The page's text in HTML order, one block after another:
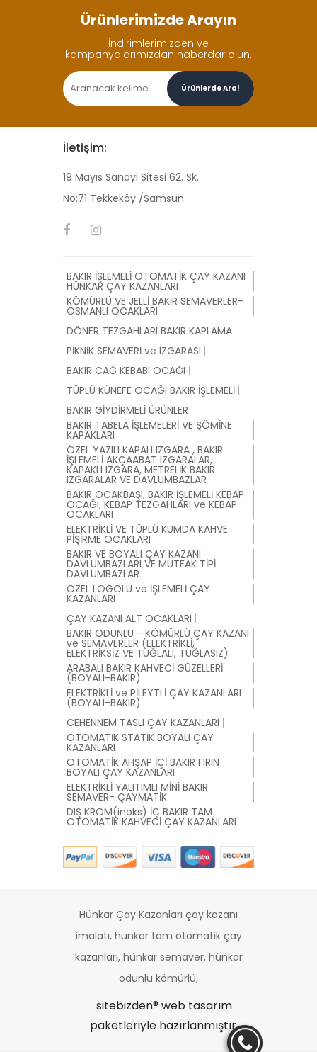
Ürünlerimizde Arayın
İndirimlerimizden ve
kampanyalarımızdan haberdar olun.
Ürünlerde Ara!
İletişim:
19 Mayıs Sanayi Sitesi 62. Sk.
No:71 Tekkeköy /Samsun
BAKIR İŞLEMELİ OTOMATİK ÇAY KAZANI
HÜNKAR ÇAY KAZANLARI
KÖMÜRLÜ VE JELLİ BAKIR SEMAVERLER-
OSMANLI OCAKLARI
DÖNER TEZGAHLARI BAKIR KAPLAMA
PİKNİK SEMAVERİ ve IZGARASI
BAKIR CAĞ KEBABI OCAĞI
TÜPLÜ KÜNEFE OCAĞI BAKIR İŞLEMELİ
BAKIR GİYDİRMELİ ÜRÜNLER
BAKIR TABELA İŞLEMELERİ VE ŞÖMİNE
KAPAKLARI
ÖZEL YAZILI KAPALI IZGARA , BAKIR
İŞLEMELİ AKÇAABAT IZGARALAR,
KAPAKLI IZGARA, METRELİK BAKIR
IZGARALAR VE DAVLUMBAZLAR
BAKIR OCAKBAŞI, BAKIR İŞLEMELİ KEBAP
OCAĞI, KEBAP TEZGAHLARI ve KEBAP
OCAKLARI
ELEKTRİKLİ VE TÜPLÜ KUMDA KAHVE
PİŞİRME OCAKLARI
BAKIR VE BOYALI ÇAY KAZANI
DAVLUMBAZLARI VE MUTFAK TİPİ
DAVLUMBAZLAR
ÖZEL LOGOLU ve İŞLEMELİ ÇAY
KAZANLARI
ÇAY KAZANI ALT OCAKLARI
BAKIR ODUNLU - KÖMÜRLÜ ÇAY KAZANI
ve SEMAVERLER (ELEKTRİKLİ,
ELEKTRİKSİZ VE TUĞLALI, TUĞLASIZ)
ARABALI BAKIR KAHVECİ GÜZELLERİ
(BOYALI-BAKIR)
ELEKTRİKLİ ve PİLEYTLİ ÇAY KAZANLARI
(BOYALI-BAKIR)
CEHENNEM TASLI ÇAY KAZANLARI
OTOMATİK STATİK BOYALI ÇAY
KAZANLARI
OTOMATİK AHŞAP İÇİ BAKIR FIRIN
BOYALI ÇAY KAZANLARI
ELEKTRİKLİ YALITIMLI MİNİ BAKIR
SEMAVER- ÇAYMATİK
DIŞ KROM(inoks) İÇ BAKIR TAM
OTOMATİK KAHVECİ ÇAY KAZANLARI
Hünkar Çay Kazanları çay kazanı
imalatı, hünkar tam otomatik çay
kazanları, hünkar semaver, hünkar
odunlu kömürlü,
sitebizden®web tasarım
paketleriyle hazırlanmıştır.